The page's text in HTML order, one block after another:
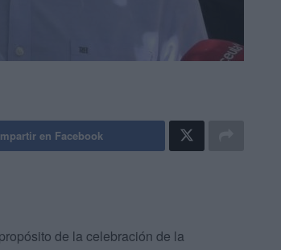
en Facebook
de la celebración de la